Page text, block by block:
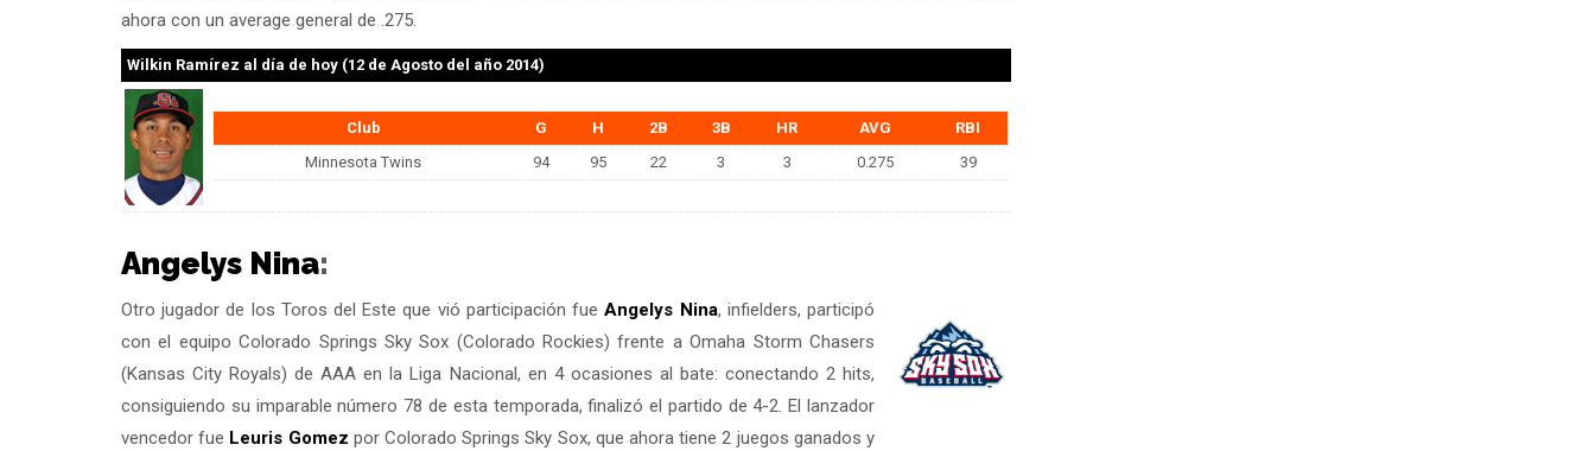
ahora con un average general de .275.
Wilkin Ramírez al día de hoy (12 de Agosto del año 2014)
Club G H 2B 3B HR AVG
RBI
Minnesota Twins
94 95 22 3 3 0.275 39
Angelys Nina:
Otro jugador de los Toros del Este que vió participación fueAngelys Nina, infielders, participó
con el equipo Colorado Springs Sky Sox (Colorado Rockies) frente a Omaha Storm Chasers
(Kansas City Royals) de AAA en la Liga Nacional, en 4 ocasiones al bate: conectando 2 hits,
consiguiendo su imparable número 78 de esta temporada, finalizó el partido de 4-2. El lanzador
vencedor fue Leuris Gomez por Colorado Springs Sky Sox, que ahora tiene 2 juegos ganados y